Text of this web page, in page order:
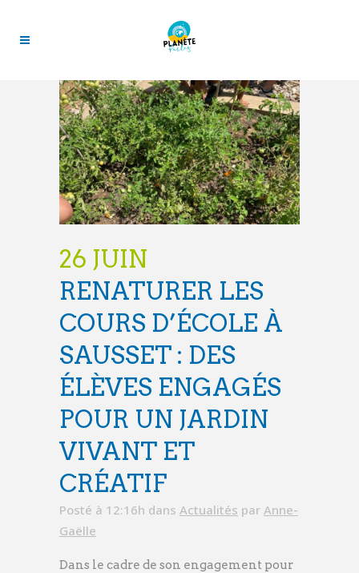
26 JUIN
RENATURER LES
COURS D’ÉCOLE À
SAUSSET : DES
ÉLÈVES ENGAGÉS
POUR UN JARDIN
VIVANT ET
CRÉATIF
Posté à 12:16h dans Actualités par Anne-
Gaëlle
Dans le cadre de son engagement pour